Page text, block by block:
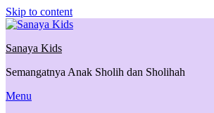
Skip to content
Sanaya Kids
Semangatnya Anak Sholih dan Sholihah
Menu